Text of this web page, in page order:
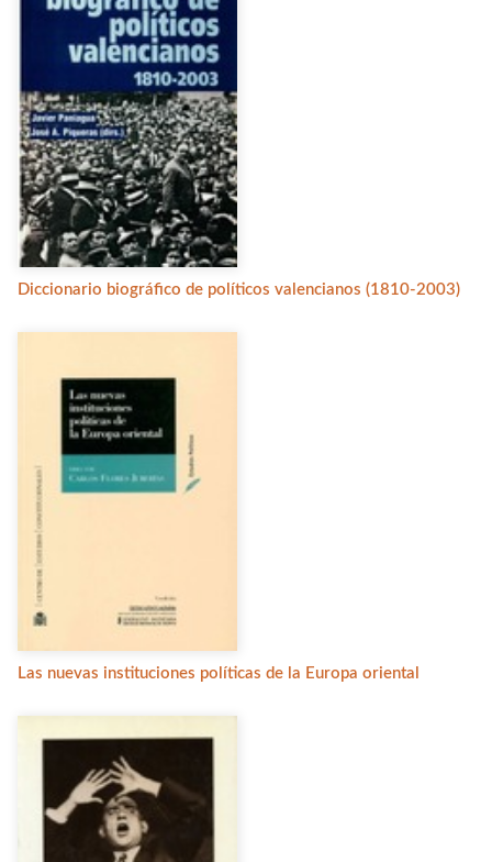
Diccionario biográfico de políticos valencianos (1810-2003)
Las nuevas instituciones políticas de la Europa oriental